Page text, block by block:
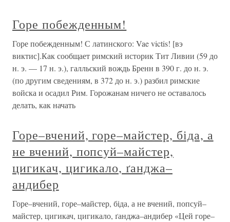
Горе побежденным!
Горе побежденным! С латинского: Vae victis! [вэ
виктис].Как сообщает римский историк Тит Ливии (59 до
н. э. — 17 н. э.), галльский вождь Бренн в 390 г. до н. э.
(по другим сведениям, в 372 до н. э.) разбил римские
войска и осадил Рим. Горожанам ничего не оставалось
делать, как начать
Горе–вчений, горе–майстер, біда, а
не вчений, попсуй–майстер,
цигикач, цигикало, ґанджа–
андибер
Горе–вчений, горе–майстер, біда, а не вчений, попсуй–
майстер, цигикач, цигикало, ґанджа–андибер «Цей горе–